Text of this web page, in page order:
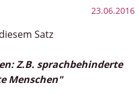
23.06.2016
Satz
Z.B. sprachbehinderte
Menschen"